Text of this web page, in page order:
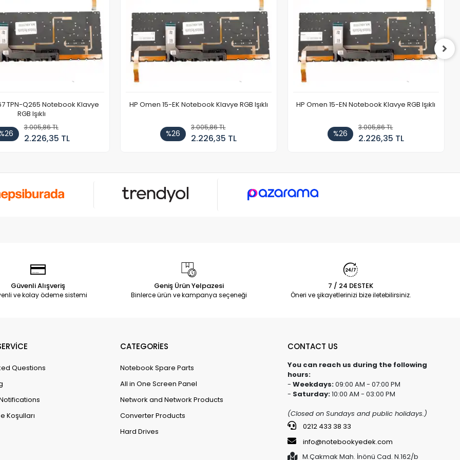
TPN-Q265 Notebook Klavye
RGB Işıklı
3.005,86 TL
2.226,35 TL
HP Omen 15-EK Notebook Klavye RGB Işıklı
%26
3.005,86 TL
2.226,35 TL
HP Omen 15-EN Notebook Klavye RGB Işıklı
%26
3.005,86 TL
2.226,35 TL
Güvenli Alışveriş
ve kolay ödeme sistemi
Geniş Ürün Yelpazesi
Binlerce ürün ve kampanya seçeneği
7 / 24 DESTEK
Öneri ve şikayetlerinizi bize iletebilirsiniz.
Questions
Koşulları
CATEGORİES
Notebook Spare Parts
All in One Screen Panel
Network and Network Products
Converter Products
Hard Drives
CONTACT US
You can reach us during the following
hours:
- Weekdays:09:00 AM - 07:00 PM
- Saturday:10:00 AM - 03:00 PM
(Closed on Sundays and public holidays.)
0212 433 38 33
info@notebookyedek.com
M.Çakmak Mah. İnönü Cad. N.162/b